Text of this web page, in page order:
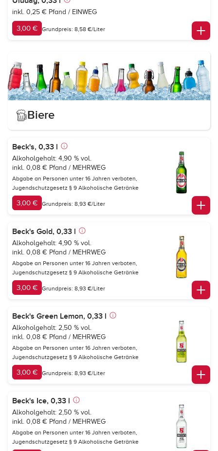
inkl. 0,25 € Pfand / EINWEG
3,00 € Grundpreis: 8,58 €/Liter
Biere
Beck's, 0,33 l
Alkoholgehalt: 4,90 % vol.
inkl. 0,08 € Pfand / MEHRWEG
Abgabe an Personen unter 16 Jahren verboten,
Jugendschutzgesetz § 9 Alkoholische Getränke
3,00 € Grundpreis: 8,93 €/Liter
Beck's Gold, 0,33 l
Alkoholgehalt: 4,90 % vol.
inkl. 0,08 € Pfand / MEHRWEG
Abgabe an Personen unter 16 Jahren verboten,
Jugendschutzgesetz § 9 Alkoholische Getränke
3,00 € Grundpreis: 8,93 €/Liter
Beck's Green Lemon, 0,33 l
Alkoholgehalt: 2,50 % vol.
inkl. 0,08 € Pfand / MEHRWEG
Abgabe an Personen unter 16 Jahren verboten,
Jugendschutzgesetz § 9 Alkoholische Getränke
3,00 € Grundpreis: 8,93 €/Liter
Beck's Ice, 0,33 l
Alkoholgehalt: 2,50 % vol.
inkl. 0,08 € Pfand / MEHRWEG
Abgabe an Personen unter 16 Jahren verboten,
Jugendschutzgesetz § 9 Alkoholische Getränke